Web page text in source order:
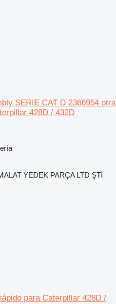
SERIE CAT D 2366954 otra
428D / 432D
YEDEK PARÇA LTD ŞTİ
para Caterpillar 428D /